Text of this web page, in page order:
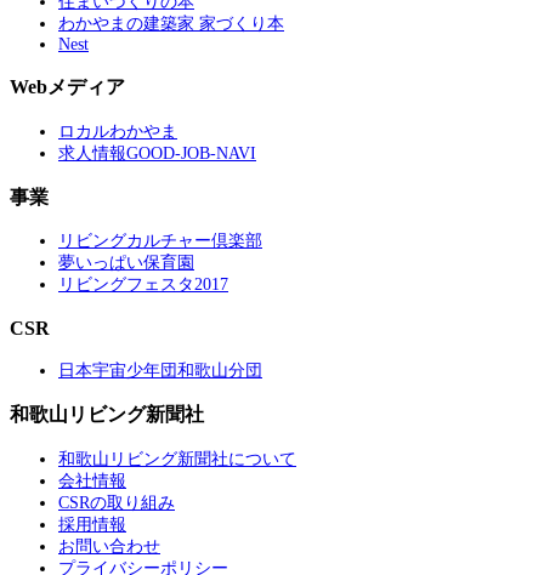
わかやまの建築家 家づくり本
Nest
Webメディア
ロカルわかやま
求人情報GOOD-JOB-NAVI
事業
リビングカルチャー倶楽部
夢いっぱい保育園
リビングフェスタ2017
CSR
日本宇宙少年団和歌山分団
和歌山リビング新聞社
和歌山リビング新聞社について
会社情報
CSRの取り組み
採用情報
お問い合わせ
プライバシーポリシー